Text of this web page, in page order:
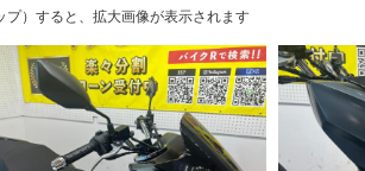
）すると、拡大画像が表示されます